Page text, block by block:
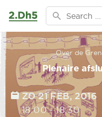
Ga naar de inhoud
Search for:
Over de
Plenaire
DATE
ZO 21 FEB, 2016
TIME
18:00-18:30